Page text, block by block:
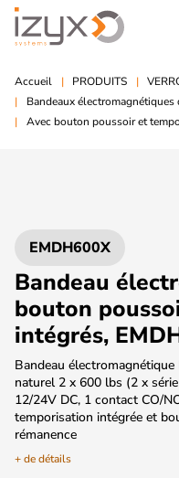
Accueil PRODUITS
Bandeaux électromagnétiques
Avec bouton poussoir et
EMDH600X
Bandeau
bouton
intégrés,
Bandeau
naturel 2 x 600 lbs (2 x
12/24V DC, 1 contact CO/
temporisation intégrée et
rémanence
+ de détails